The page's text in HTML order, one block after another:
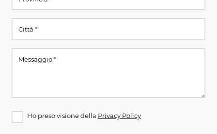
Ho preso visione della Privacy Policy